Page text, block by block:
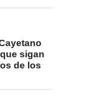
sigan
de los